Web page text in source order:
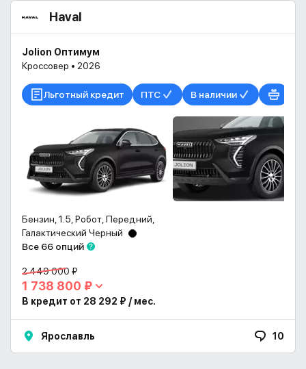
Haval
Jolion Оптимум
Кроссовер • 2026
Льготный кредит ПТС В наличии
Бензин, 1.5, Робот, Передний,
Галактический Черный
Все 66 опций
2 449 000 ₽
1 738 800 ₽
В кредит от 28 292 ₽ / мес.
Ярославль 10